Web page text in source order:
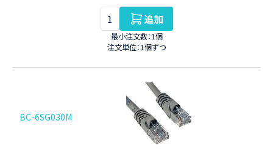
追加
最小注文数：1個
注文単位：1個ずつ
BC-6SG030M